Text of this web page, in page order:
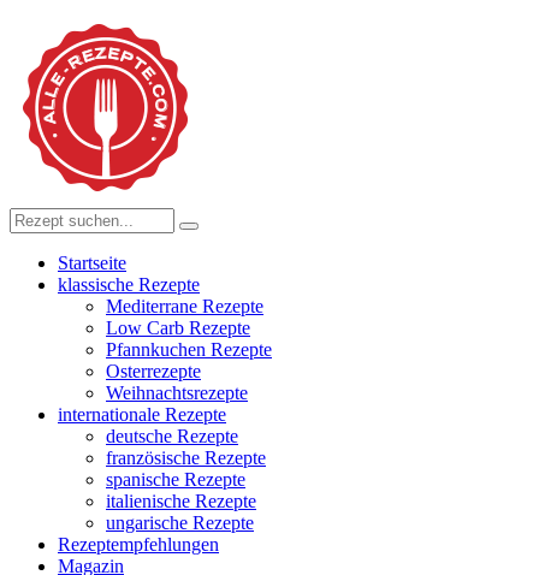
Startseite
klassische Rezepte
Mediterrane Rezepte
Low Carb Rezepte
Pfannkuchen Rezepte
Osterrezepte
Weihnachtsrezepte
internationale Rezepte
deutsche Rezepte
französische Rezepte
spanische Rezepte
italienische Rezepte
ungarische Rezepte
Rezeptempfehlungen
Magazin